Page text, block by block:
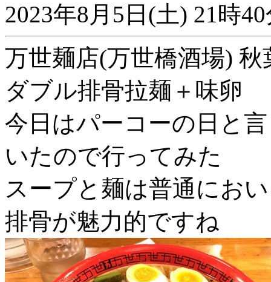
2023年8月5日(土) 21時
万世麺店(万世橋酒場) 秋
ダブル排骨拉麺＋味卵
今日はパーコーの日と
いたので行ってみた
スープと麺は普通にお
排骨が魅力的ですね